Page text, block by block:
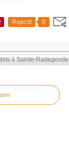
Repost 0
à Sainte-Radegonde